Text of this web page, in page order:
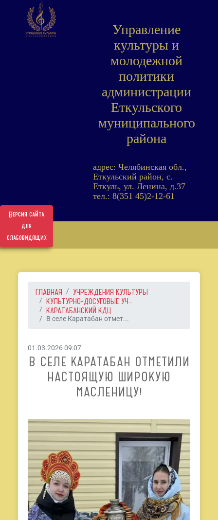
Версия сайта
для
слабовидящих
Управление
культуры и
молодежной
политики
администрации
Еткульского
муниципального
района
адрес: Челябинская обл.,
Еткульский район, с.
Еткуль, ул. Ленина, д.37
тел.: 8(351 45)2-12-61
ГЛАВНАЯ
УЧРЕЖДЕНИЯ КУЛЬТУРЫ
КУЛЬТУРНО-ДОСУГОВЫЕ УЧ...
КАРАТАБАНСКИЙ КДЦ
В селе Каратабан отмет...
01.03.2026 09:07
В СЕЛЕ КАРАТАБАН ОТМЕТИЛИ
НАСТОЯЩУЮ ШИРОКУЮ
МАСЛЕНИЦУ!